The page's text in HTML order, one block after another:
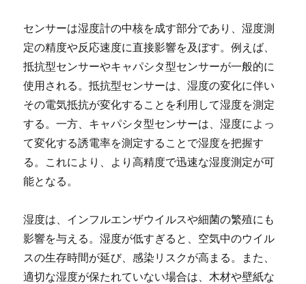
センサーは湿度計の中核を成す部分であり、湿度測
定の精度や反応速度に直接影響を及ぼす。例えば、
抵抗型センサーやキャパシタ型センサーが一般的に
使用される。抵抗型センサーは、湿度の変化に伴い
その電気抵抗が変化することを利用して湿度を測定
する。一方、キャパシタ型センサーは、湿度によっ
て変化する誘電率を測定することで湿度を把握す
る。これにより、より高精度で迅速な湿度測定が可
能となる。
湿度は、インフルエンザウイルスや細菌の繁殖にも
影響を与える。湿度が低すぎると、空気中のウイル
スの生存時間が延び、感染リスクが高まる。また、
適切な湿度が保たれていない場合は、木材や壁紙な